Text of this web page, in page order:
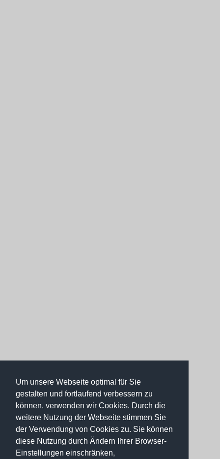
Um unsere Webseite optimal für Sie
gestalten und fortlaufend verbessern zu
können, verwenden wir Cookies. Durch die
weitere Nutzung der Webseite stimmen Sie
der Verwendung von Cookies zu. Sie können
diese Nutzung durch Ändern Ihrer Browser-
Einstellungen einschränken,